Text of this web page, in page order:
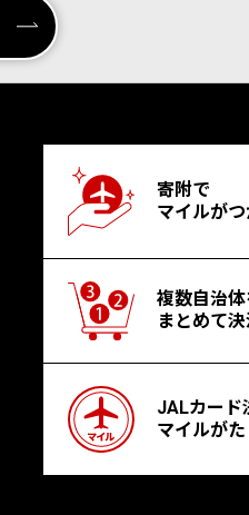
寄附で
マイルが
複数自治体
まとめて
JALカード
マイルがた